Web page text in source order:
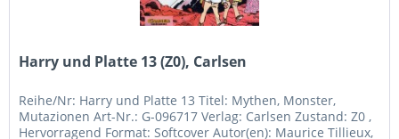
Harry und Platte 13 (Z0), Carlsen
Reihe/Nr: Harry und Platte 13 Titel: Mythen, Monster,
Mutazionen Art-Nr.: G-096717 Verlag: Carlsen Zustand: Z0 ,
Hervorragend Format: Softcover Autor(en): Maurice Tillieux,